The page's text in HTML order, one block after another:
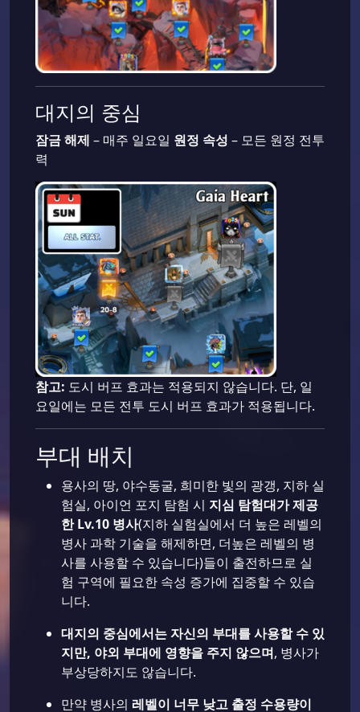
대지의 중심
잠금 해제 – 매주 일요일 원정 속성 – 모든 원정 전투
력
참고: 도시 버프 효과는 적용되지 않습니다. 단, 일
요일에는 모든 전투 도시 버프 효과가 적용됩니다.
부대 배치
용사의 땅, 야수동굴, 희미한 빛의 광갱, 지하 실
험실, 아이언 포지 탐험 시 지심 탐험대가 제공
한 Lv.10 병사(지하 실험실에서 더 높은 레벨의
병사 과학 기술을 해제하면, 더높은 레벨의 병
사를 사용할 수 있습니다)들이 출전하므로 실
험 구역에 필요한 속성 증가에 집중할 수 있습
니다.
대지의 중심에서는 자신의 부대를 사용할 수 있
지만, 야외 부대에 영향을 주지 않으며, 병사가
부상당하지도 않습니다.
만약 병사의 레벨이 너무 낮고 출정 수용량이